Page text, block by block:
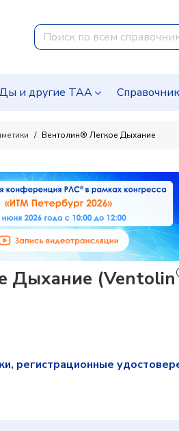
и другие ТАА
Вентолин® Легкое Дыхание
Дыхание (Ventolin
регистрационные